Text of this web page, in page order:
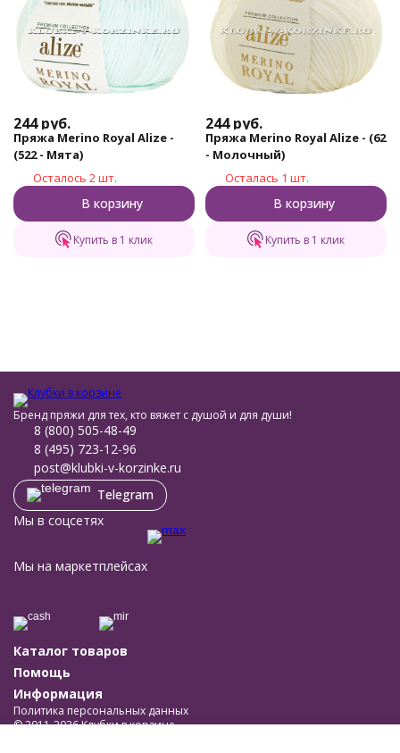
244 руб.
Пряжа Merino Royal Alize -
(522 - Мята)
Осталось 2 шт.
В корзину
Купить в 1 клик
244 руб.
Пряжа Merino Royal Alize - (62
- Молочный)
Осталась 1 шт.
В корзину
Купить в 1 клик
Бренд пряжи для тех, кто вяжет с душой и для души!
8 (800) 505-48-49
8 (495) 723-12-96
post@klubki-v-korzinke.ru
Telegram
Мы в соцсетях
Мы на маркетплейсах
Каталог товаров
Помощь
Информация
Политика персональных данных
© 2011-2026 Клубки в корзине